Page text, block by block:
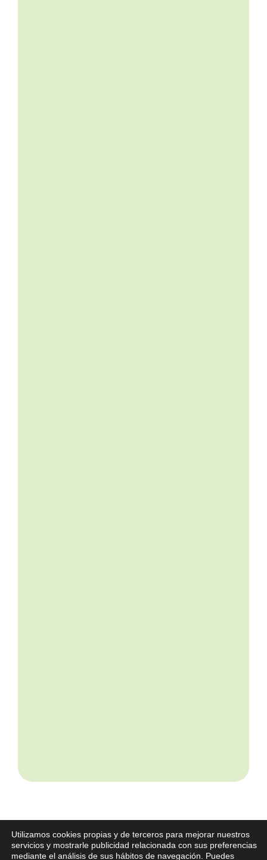
Utilizamos cookies propias y de terceros para mejorar nuestros
servicios y mostrarle publicidad relacionada con sus preferencias
mediante el análisis de sus hábitos de navegación. Puedes